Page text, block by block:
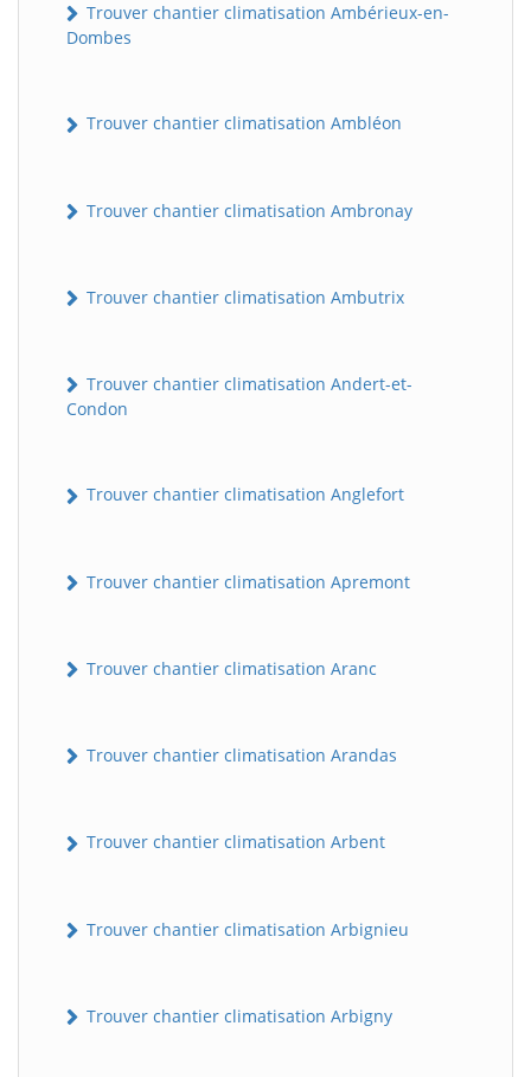
Trouver chantier climatisation Ambérieux-en-
Dombes
Trouver chantier climatisation Ambléon
Trouver chantier climatisation Ambronay
Trouver chantier climatisation Ambutrix
Trouver chantier climatisation Andert-et-
Condon
Trouver chantier climatisation Anglefort
Trouver chantier climatisation Apremont
Trouver chantier climatisation Aranc
Trouver chantier climatisation Arandas
Trouver chantier climatisation Arbent
Trouver chantier climatisation Arbignieu
Trouver chantier climatisation Arbigny